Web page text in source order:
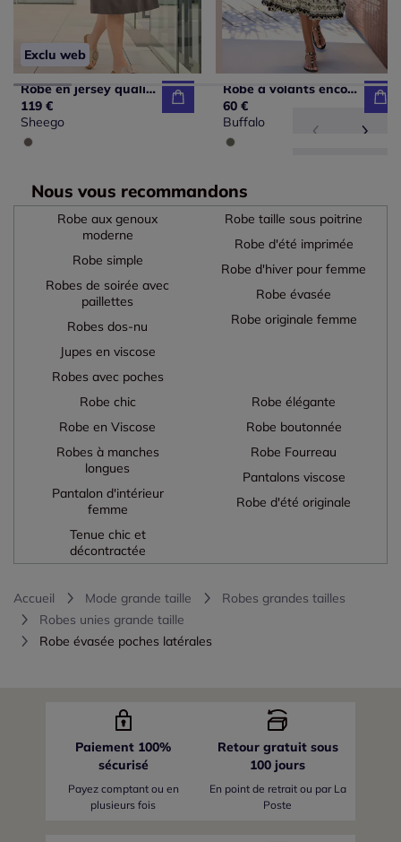
Exclu web
Robe en jersey qualité interlock indéformable
119 €
Sheego
Robe à volants encolure ronde avec imprimé unique
60 €
Buffalo
Nous vous recommandons
Robe aux genoux
moderne
Robe simple
Robes de soirée avec
paillettes
Robes dos-nu
Jupes en viscose
Robes avec poches
Robe taille sous poitrine
Robe d'été imprimée
Robe d'hiver pour femme
Robe évasée
Robe originale femme
Robe chic
Robe en Viscose
Robes à manches
longues
Pantalon d'intérieur
femme
Tenue chic et
décontractée
Robe élégante
Robe boutonnée
Robe Fourreau
Pantalons viscose
Robe d'été originale
Accueil Mode grande taille
Robes grandes tailles
Robes unies grande taille
Robe évasée poches latérales
Paiement 100%
sécurisé
Payez comptant ou en
plusieurs fois
Retour gratuit sous
100 jours
En point de retrait ou par La
Poste